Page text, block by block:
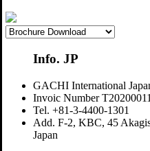
Info. JP
GACHI International
Invoic Number
Tel. +81-3-4400-1301
Add. F-2, KBC, 45
Japan